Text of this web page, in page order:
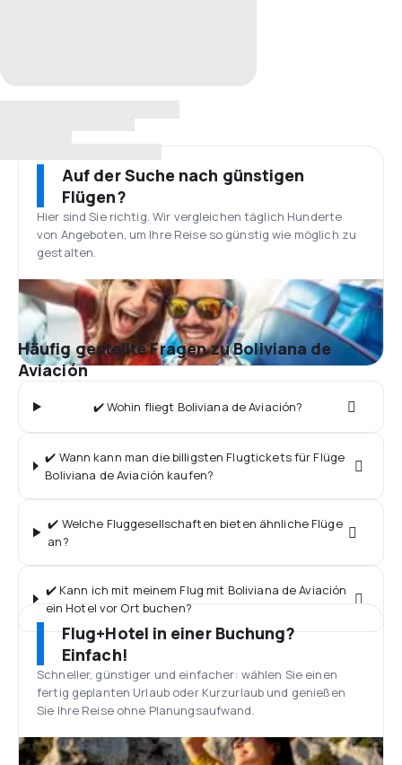
Auf der Suche nach günstigen
Flügen?
Hier sind Sie richtig. Wir vergleichen täglich Hunderte
von Angeboten, um Ihre Reise so günstig wie möglich zu
gestalten.
Häufig gestellte Fragen zu Boliviana de
Aviación
✔️ Wohin fliegt Boliviana de Aviación?
✔️ Wann kann man die billigsten Flugtickets für Flüge
Boliviana de Aviación kaufen?
✔️ Welche Fluggesellschaften bieten ähnliche Flüge
an?
✔️ Kann ich mit meinem Flug mit Boliviana de Aviación
ein Hotel vor Ort buchen?
Flug+Hotel in einer Buchung?
Einfach!
Schneller, günstiger und einfacher: wählen Sie einen
fertig geplanten Urlaub oder Kurzurlaub und genießen
Sie Ihre Reise ohne Planungsaufwand.